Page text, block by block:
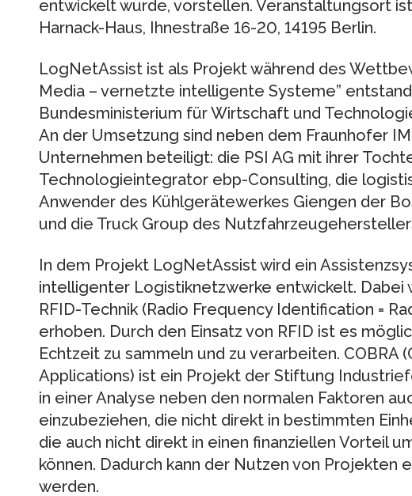
entwickelt wurde, vorstellen. Veranstaltungsort
Harnack-Haus, Ihnestraße 16-20, 14195 Berlin.
LogNetAssist ist als Projekt während des
Media – vernetzte intelligente Systeme”
Bundesministerium für Wirtschaft und
An der Umsetzung sind neben dem Fraunhofer
Unternehmen beteiligt: die PSI AG mit ihrer
Technologieintegrator ebp-Consulting, die
Anwender des Kühlgerätewerkes Giengen der
und die Truck Group des
In dem Projekt LogNetAssist wird ein
intelligenter Logistiknetzwerke entwickelt. Dabei
RFID-Technik (Radio Frequency Identification =
erhoben. Durch den Einsatz von RFID ist es
Echtzeit zu sammeln und zu verarbeiten. COBRA
Applications) ist ein Projekt der Stiftung
in einer Analyse neben den normalen Faktoren
einzubeziehen, die nicht direkt in bestimmten
die auch nicht direkt in einen finanziellen Vorteil
können. Dadurch kann der Nutzen von Projekten
werden.